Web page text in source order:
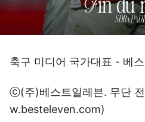
축구 미디어 국가대표 - 베
ⓒ(주)베스트일레븐. 무단
w.besteleven.com)